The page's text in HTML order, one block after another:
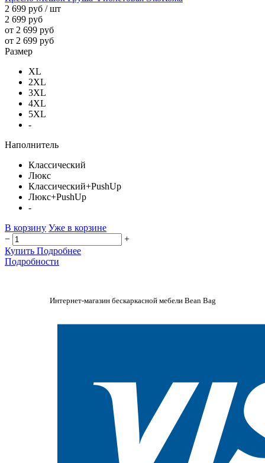
2 699 руб / шт
2 699 руб
от 2 699 руб
от 2 699 руб
Размер
XL
2XL
3XL
4XL
5XL
-
Наполнитель
Классический
Люкс
Классический+PushUp
Люкс+PushUp
-
В корзину Уже в корзине
−
+
Купить Подробнее
Подробности
Интернет-магазин бескаркасной мебели Bean Bag